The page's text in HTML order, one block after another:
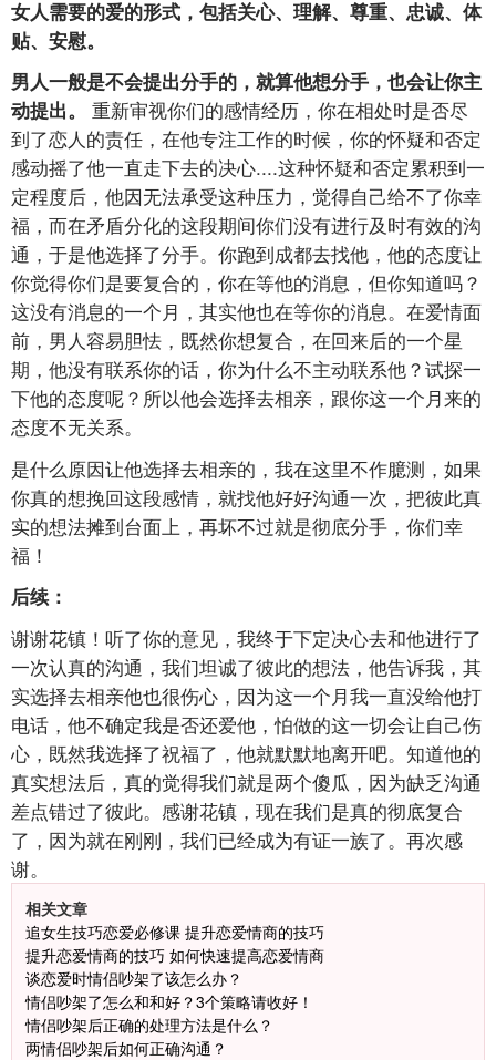
女人需要的爱的形式，包括关心、理解、尊重、忠诚、体
贴、安慰。
男人一般是不会提出分手的，就算他想分手，也会让你主
动提出。 重新审视你们的感情经历，你在相处时是否尽
到了恋人的责任，在他专注工作的时候，你的怀疑和否定
感动摇了他一直走下去的决心....这种怀疑和否定累积到一
定程度后，他因无法承受这种压力，觉得自己给不了你幸
福，而在矛盾分化的这段期间你们没有进行及时有效的沟
通，于是他选择了分手。你跑到成都去找他，他的态度让
你觉得你们是要复合的，你在等他的消息，但你知道吗？
这没有消息的一个月，其实他也在等你的消息。在爱情面
前，男人容易胆怯，既然你想复合，在回来后的一个星
期，他没有联系你的话，你为什么不主动联系他？试探一
下他的态度呢？所以他会选择去相亲，跟你这一个月来的
态度不无关系。
是什么原因让他选择去相亲的，我在这里不作臆测，如果
你真的想挽回这段感情，就找他好好沟通一次，把彼此真
实的想法摊到台面上，再坏不过就是彻底分手，你们幸
福！
后续：
谢谢花镇！听了你的意见，我终于下定决心去和他进行了
一次认真的沟通，我们坦诚了彼此的想法，他告诉我，其
实选择去相亲他也很伤心，因为这一个月我一直没给他打
电话，他不确定我是否还爱他，怕做的这一切会让自己伤
心，既然我选择了祝福了，他就默默地离开吧。知道他的
真实想法后，真的觉得我们就是两个傻瓜，因为缺乏沟通
差点错过了彼此。感谢花镇，现在我们是真的彻底复合
了，因为就在刚刚，我们已经成为有证一族了。再次感
谢。
相关文章
追女生技巧恋爱必修课 提升恋爱情商的技巧
提升恋爱情商的技巧 如何快速提高恋爱情商
谈恋爱时情侣吵架了该怎么办？
情侣吵架了怎么和和好？3个策略请收好！
情侣吵架后正确的处理方法是什么？
两情侣吵架后如何正确沟通？